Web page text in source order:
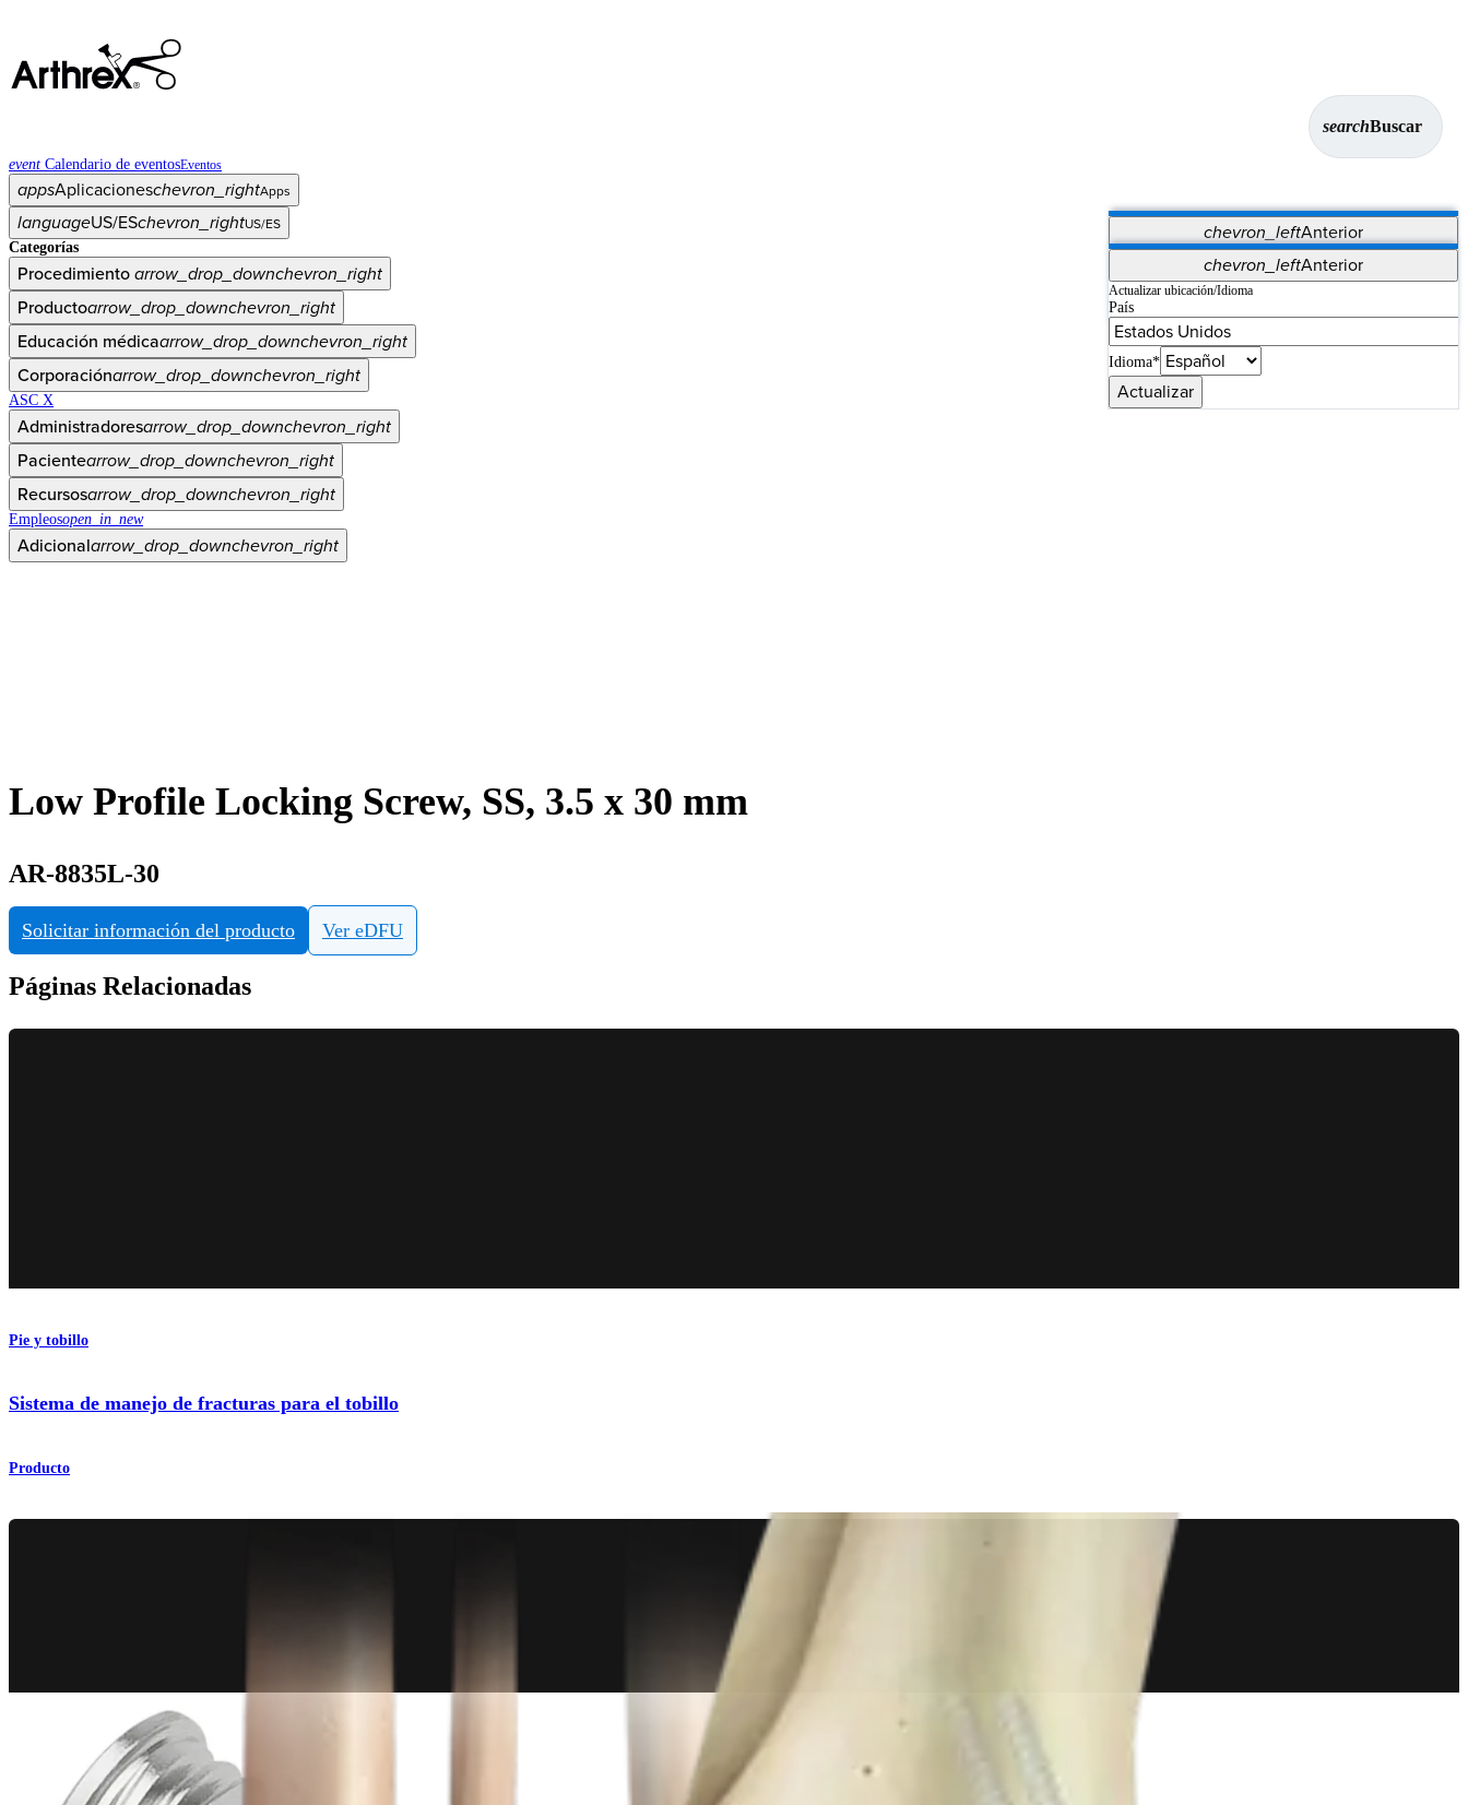
searchBuscar
event Calendario de eventosEventos
appsAplicacioneschevron_rightApps
chevron_leftAnterior
Vet Systems OrthoPedia Patient
Supplier Portal
Synergy Imaging & Resection
languageUS/ESchevron_rightUS/ES
chevron_leftAnterior
Actualizar ubicación/Idioma
País
Idioma*
Actualizar
Categorías
Procedimientoarrow_drop_downchevron_right
Productoarrow_drop_downchevron_right
Educación médicaarrow_drop_downchevron_right
Corporaciónarrow_drop_downchevron_right
ASC X
Administradoresarrow_drop_downchevron_right
Pacientearrow_drop_downchevron_right
Recursosarrow_drop_downchevron_right
Empleosopen_in_new
Adicionalarrow_drop_downchevron_right
Low Profile Locking Screw, SS, 3.5 x 30 mm
AR-8835L-30
Solicitar información del producto Ver eDFU
Páginas Relacionadas
Pie y tobillo
Sistema de manejo de fracturas para el tobillo
Producto